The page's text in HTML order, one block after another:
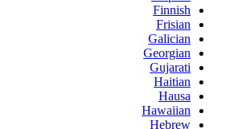
Finnish
Frisian
Galician
Georgian
Gujarati
Haitian
Hausa
Hawaiian
Hebrew